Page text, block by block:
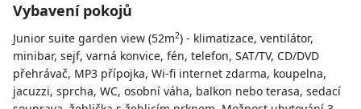
Vybavení pokojů
Junior suite garden view (52m2) - klimatizace, ventilátor,
minibar, sejf, varná konvice, fén, telefon, SAT/TV, CD/DVD
přehrávač, MP3 přípojka, Wi-fi internet zdarma, koupelna,
jacuzzi, sprcha, WC, osobní váha, balkon nebo terasa, sedací